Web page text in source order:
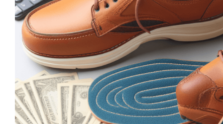
Weshalb sind
Arbeitsschuhe in der
Arbeitsschuhe FAQs